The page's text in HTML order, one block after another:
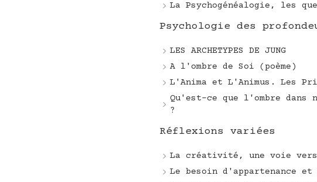
La Psychogénéalogie, les
Psychologie des
LES ARCHETYPES DE JUNG
A l'ombre de Soi (poème)
L'Anima et L'Animus. Les
Qu'est-ce que l'ombre
?
Réflexions variées
La créativité, une voie vers
Le besoin d'appartenance et